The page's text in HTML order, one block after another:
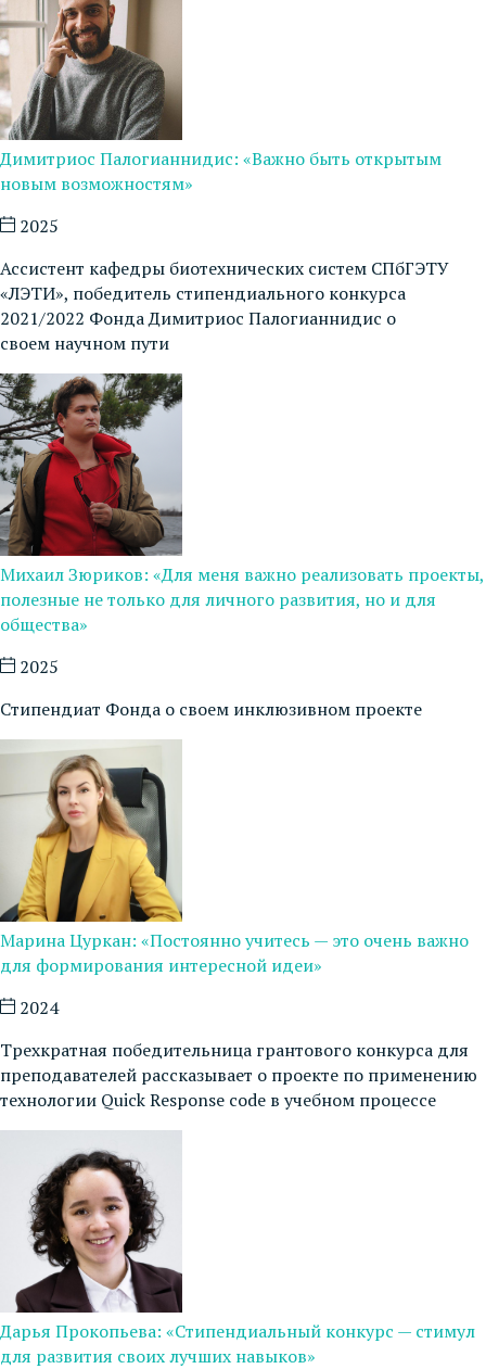
Димитриос Палогианнидис: «Важно быть открытым
новым возможностям»
2025
Ассистент кафедры биотехнических систем СПбГЭТУ
«ЛЭТИ», победитель стипендиального конкурса
2021/2022 Фонда Димитриос Палогианнидис о
своем научном пути
Михаил Зюриков: «Для меня важно реализовать проекты,
полезные не только для личного развития, но и для
общества»
2025
Стипендиат Фонда о своем инклюзивном проекте
Марина Цуркан: «Постоянно учитесь — это очень важно
для формирования интересной идеи»
2024
Трехкратная победительница грантового конкурса для
преподавателей рассказывает о проекте по применению
технологии Quick Response code в учебном процессе
Дарья Прокопьева: «Стипендиальный конкурс — стимул
для развития своих лучших навыков»